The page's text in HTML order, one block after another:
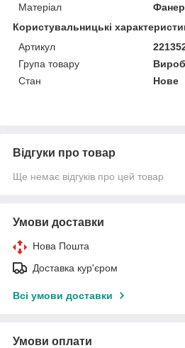
Матеріал
Користувальницькі
Артикул
Група товару
Стан
Нове
Відгуки про товар
Ще немає відгуків про цей товар
Умови доставки
Нова Пошта
Доставка кур'єром
Всі умови доставки
Умови оплати